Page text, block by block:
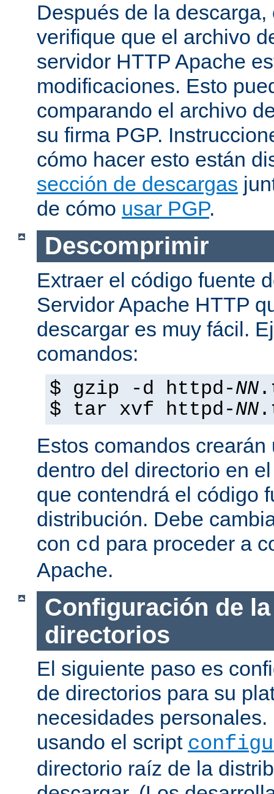
Después de la
verifique que el archivo
servidor HTTP Apache
modificaciones. Esto
comparando el archivo
su firma PGP.
cómo hacer esto están
sección de descargas
de cómo usar PGP.
Descomprimir
Extraer el código fuente
Servidor Apache HTTP
descargar es muy fácil.
comandos:
$ gzip -d httpd-NN
$ tar xvf httpd-NN
Estos comandos
dentro del directorio en
que contendrá el código
distribución. Debe
con cd para proceder a
Apache.
Configuración de
directorios
El siguiente paso es
de directorios para su
necesidades
usando el script
directorio raíz de la